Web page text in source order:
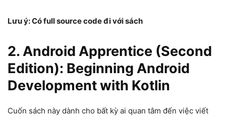
Lưu ý: Có full source code đi với sách
2. Android Apprentice (Second
Edition): Beginning Android
Development with Kotlin
Cuốn sách này dành cho bất kỳ ai quan tâm đến việc viết